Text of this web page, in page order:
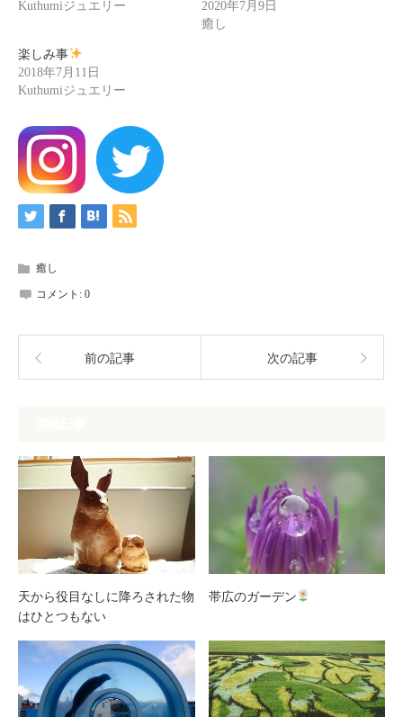
Kuthumiジュエリー
2020年7月9日
癒し
楽しみ事
2018年7月11日
Kuthumiジュエリー
癒し
コメント: 0
前の記事 次の記事
天から役目なしに降ろされた物
はひとつもない
帯広のガーデン